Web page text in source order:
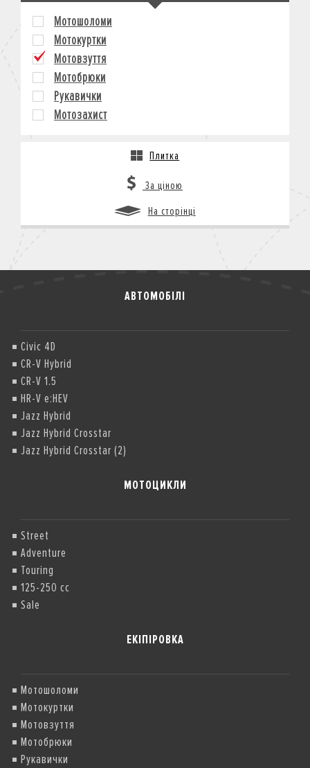
КОРПОРАТИВНИМ КЛІЄНТАМ
МОТОЦИКЛИ
КРЕДИТ
СТРАХУВАННЯ
КОРПОРАТИВНИМ КЛІЄНТАМ
Мотошоломи
Мотокуртки
Мотовзуття
Мотобрюки
Рукавички
Мотозахист
Плитка
За ціною
На сторінці
АВТОМОБІЛІ
Civic 4D
CR-V Hybrid
CR-V 1.5
HR-V e:HEV
Jazz Hybrid
Jazz Hybrid Crosstar
Jazz Hybrid Crosstar (2)
МОТОЦИКЛИ
Street
Adventure
Touring
125-250 cc
Sale
ЕКІПІРОВКА
Мотошоломи
Мотокуртки
Мотовзуття
Мотобрюки
Рукавички